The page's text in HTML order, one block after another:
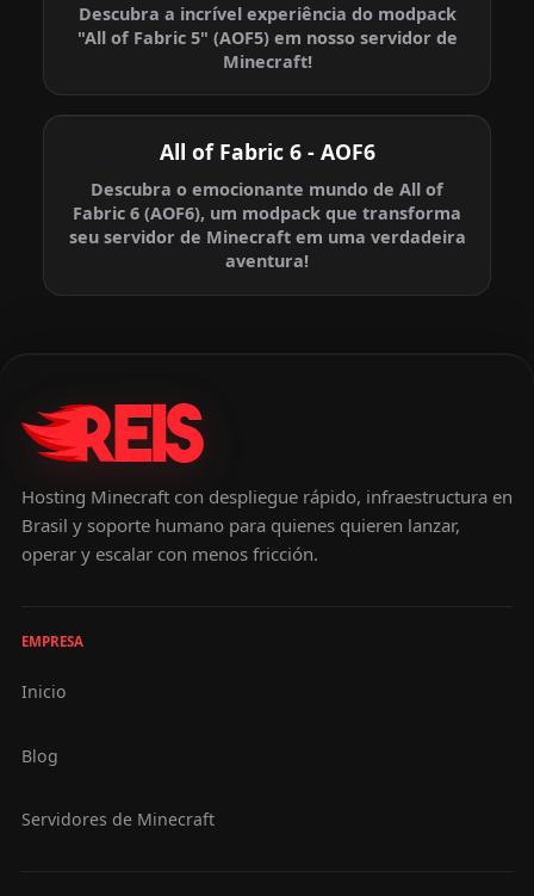
Descubra a incrível experiência do modpack
"All of Fabric 5" (AOF5) em nosso servidor de
Minecraft!
All of Fabric 6 - AOF6
Descubra o emocionante mundo de All of
Fabric 6 (AOF6), um modpack que transforma
seu servidor de Minecraft em uma verdadeira
aventura!
Hosting Minecraft con despliegue rápido, infraestructura en
Brasil y soporte humano para quienes quieren lanzar,
operar y escalar con menos fricción.
EMPRESA
Inicio
Blog
Servidores de Minecraft